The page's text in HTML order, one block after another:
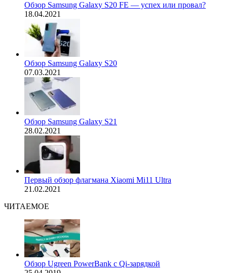
Обзор Samsung Galaxy S20 FE — успех или провал?
18.04.2021
Обзор Samsung Galaxy S20
07.03.2021
Обзор Samsung Galaxy S21
28.02.2021
Первый обзор флагмана Xiaomi Mi11 Ultra
21.02.2021
ЧИТАЕМОЕ
Обзор Ugreen PowerBank с Qi-зарядкой